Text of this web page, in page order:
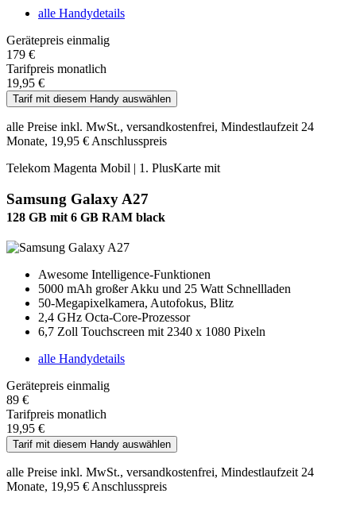
alle Handydetails
Gerätepreis einmalig
179 €
Tarifpreis monatlich
19,95 €
Tarif mit diesem Handy auswählen
alle Preise inkl. MwSt., versandkostenfrei, Mindestlaufzeit 24
Monate, 19,95 € Anschlusspreis
Telekom Magenta Mobil | 1. PlusKarte mit
Samsung Galaxy A27
128 GB mit 6 GB RAM black
Awesome Intelligence-Funktionen
5000 mAh großer Akku und 25 Watt Schnellladen
50-Megapixelkamera, Autofokus, Blitz
2,4 GHz Octa-Core-Prozessor
6,7 Zoll Touchscreen mit 2340 x 1080 Pixeln
alle Handydetails
Gerätepreis einmalig
89 €
Tarifpreis monatlich
19,95 €
Tarif mit diesem Handy auswählen
alle Preise inkl. MwSt., versandkostenfrei, Mindestlaufzeit 24
Monate, 19,95 € Anschlusspreis